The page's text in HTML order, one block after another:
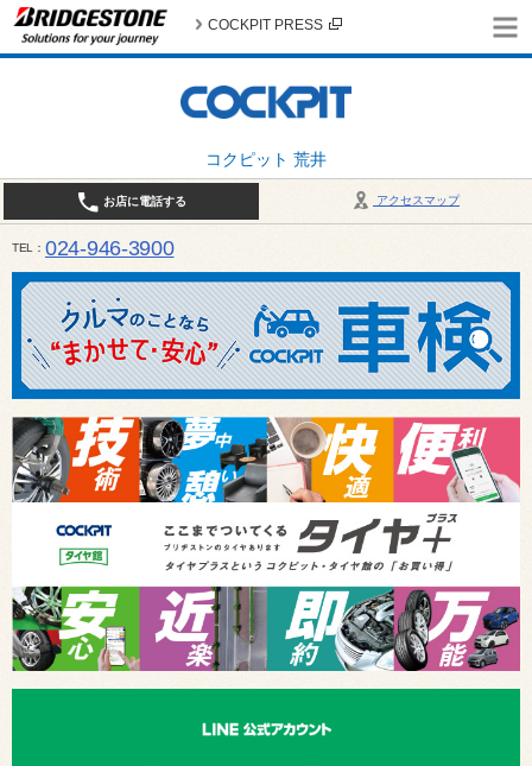
コクピット 荒井
COCKPIT PRESS
アクセスマップ
お店に電話する
TEL 024-946-3900
平日 9:30～19:00 日・祝日 9:30～18:00 / 定休日：毎週火曜日・繁忙期（4月・12月）を除
ご確認ください。